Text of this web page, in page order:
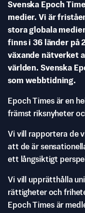
Svenska Epoch
medier. Vi är
stora globala
finns i 36 länder på
växande nätverket
världen. Svenska
som webbtidning.
Epoch Times är en
främst riksnyheter
Vi vill rapportera de
att de är
ett långsiktigt
Vi vill upprätthålla
rättigheter och
Epoch Times är